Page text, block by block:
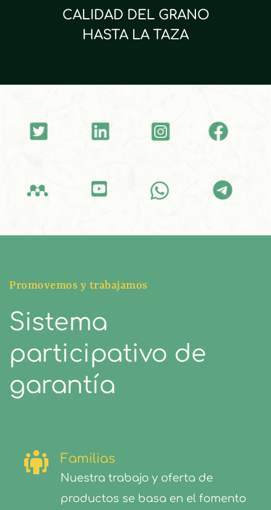
CALIDAD DEL GRANO
HASTA LA TAZA
Promovemos y trabajamos
Sistema
participativo de
garantía
Familias
Nuestra trabajo y oferta de
productos se basa en el fomento